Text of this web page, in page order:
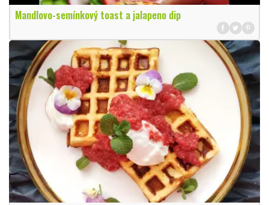
Mandlovo-semínkový toast a jalapeno dip